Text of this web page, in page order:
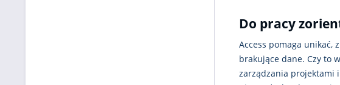
Do pracy
Access pomaga unikać,
brakujące dane. Czy to
zarządzania projektami